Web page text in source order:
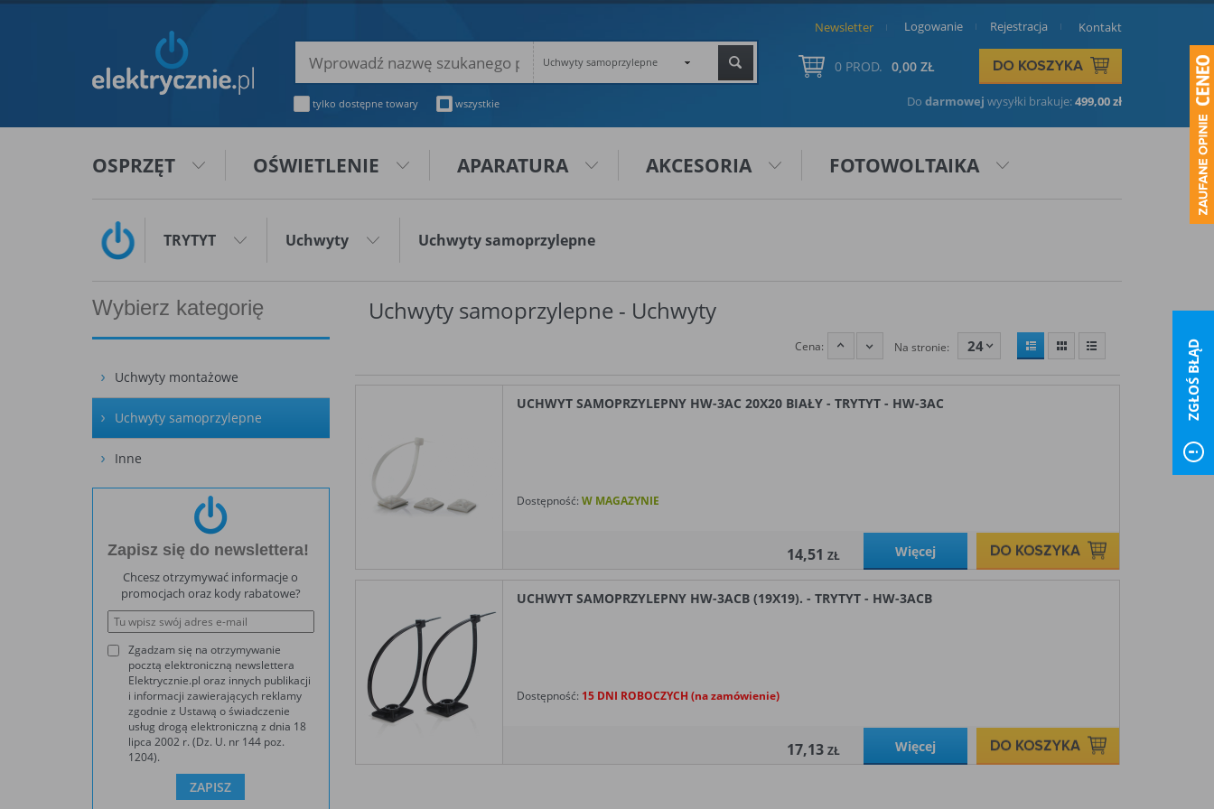
Uchwyty samoprzylepne
tylko dostępne towary wszystkie
Newsletter Logowanie Rejestracja Kontakt
0 PROD. 0,00 ZŁ
Do darmowej wysyłki brakuje:499,00 zł
OSPRZĘT OŚWIETLENIE APARATURA AKCESORIA FOTOWOLTAIKA
TRYTYT Uchwyty Uchwyty samoprzylepne
Wybierz kategorię
Uchwyty montażowe
Uchwyty samoprzylepne
Inne
Zapisz się do newslettera!
Chcesz otrzymywać informacje o
promocjach oraz kody rabatowe?
Zgadzam się na otrzymywanie
pocztą elektroniczną newslettera
Elektrycznie.pl oraz innych publikacji
i informacji zawierających reklamy
zgodnie z Ustawą o świadczenie
usług drogą elektroniczną z dnia 18
lipca 2002 r. (Dz. U. nr 144 poz.
1204).
Uchwyty samoprzylepne - Uchwyty
Na stronie: 24
Cena:
UCHWYT SAMOPRZYLEPNY HW-3AC 20X20 BIAŁY - TRYTYT - HW-3AC
Dostępność:W MAGAZYNIE
14,51ZŁ Więcej
UCHWYT SAMOPRZYLEPNY HW-3ACB (19X19). - TRYTYT - HW-3ACB
Dostępność: 15 DNI ROBOCZYCH (na zamówienie)
17,13ZŁ Więcej
ZGŁOŚ BŁĄD